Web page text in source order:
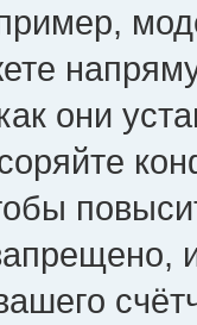
они